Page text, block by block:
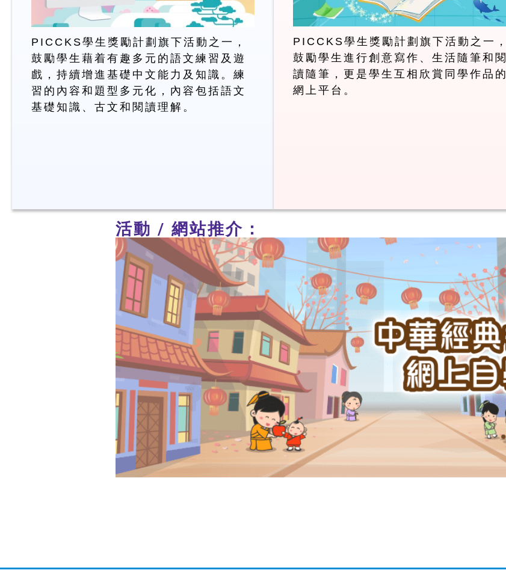
PICCKS學生獎勵計劃旗下活動之一，
鼓勵學生藉着有趣多元的語文練習及遊
戲，持續增進基礎中文能力及知識。練
習的內容和題型多元化，內容包括語文
基礎知識、古文和閱讀理解。
PICCKS學生獎勵計劃旗下活動之一，
鼓勵學生進行創意寫作、生活隨筆和閱
讀隨筆，更是學生互相欣賞同學作品的
網上平台。
活動 / 網站推介：